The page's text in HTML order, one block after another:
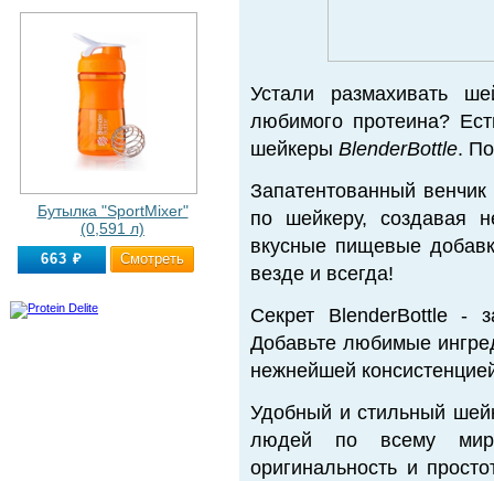
Бутылка "SportMixer"
(0,591 л)
663 ₽ Cмотреть
Устали размахивать
любимого протеина?
шейкеры BlenderBottle.
Запатентованный венчик
по шейкеру, создавая
вкусные пищевые
везде и всегда!
Секрет BlenderBottle -
Добавьте любимые
нежнейшей
Удобный и стильный
людей по всему
оригинальность и